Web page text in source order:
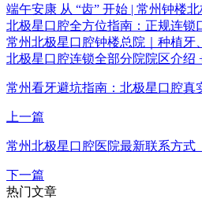
端午安康 从 “齿” 开始 | 常州钟楼
北极星口腔全方位指南：正规连锁
常州北极星口腔钟楼总院｜种植牙
北极星口腔连锁全部分院院区介绍
常州看牙避坑指南：北极星口腔真
上一篇
常州北极星口腔医院最新联系方式
下一篇
热门文章